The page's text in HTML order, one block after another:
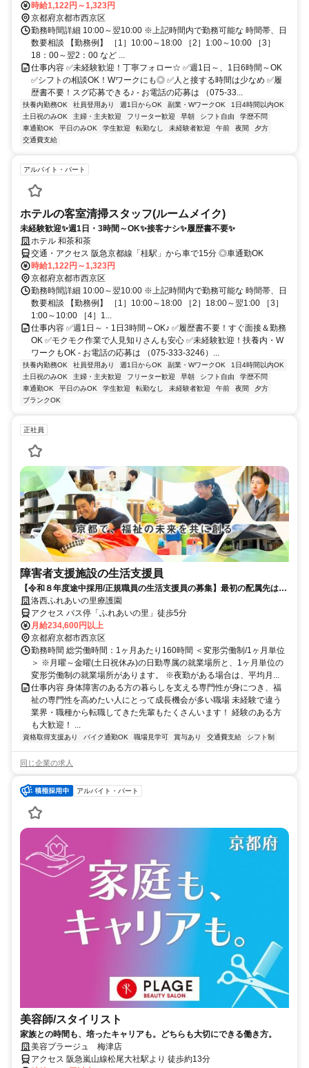
時給1,122円～1,323円
京都府京都市西京区
勤務時間詳細 10:00～翌10:00 ※上記時間内で勤務可能な 時間帯、日
数要相談 【勤務例】 ［1］10:00～18:00 ［2］1:00～10:00 ［3］
18：00～翌2：00 など ...
仕事内容 ✅未経験歓迎！丁寧フォロー☆ ✅週1日～、1日6時間～OK
✅シフトの相談OK！Wワークにも◎ ✅人と接する時間は少なめ ✅履
歴書不要！スグ応募できる♪ - お電話の応募は （075-33...
扶養内勤務OK 社員登用あり 週1日からOK 副業・WワークOK
1日4時間以内OK
土日祝のみOK
主婦・主夫歓迎 フリーター歓迎 早朝 シフト自由
学歴不問
車通勤OK
平日のみOK 学生歓迎 転勤なし 未経験者歓迎 午前 夜間
夕方
交通費支給
アルバイト・パート
ホテルの客室清掃スタッフ(ルームメイク)
未経験歓迎✨週1日・3時間～OK✨接客ナシ✨履歴書不要✨
ホテル 和茶和茶
交通・アクセス 阪急京都線「桂駅」から車で15分 ◎車通勤OK
時給1,122円～1,323円
京都府京都市西京区
勤務時間詳細 10:00～翌10:00 ※上記時間内で勤務可能な 時間帯、日
数要相談 【勤務例】 ［1］10:00～18:00 ［2］18:00～翌1:00 ［3］
1:00～10:00 ［4］1...
仕事内容 ✅週1日～・1日3時間～OK♪ ✅履歴書不要！すぐ面接＆勤務
OK ✅モクモク作業で人見知りさんも安心 ✅未経験歓迎！扶養内・W
ワークもOK - お電話の応募は （075-333-3246）...
扶養内勤務OK 社員登用あり 週1日からOK 副業・WワークOK
1日4時間以内OK
土日祝のみOK
主婦・主夫歓迎 フリーター歓迎 早朝 シフト自由
学歴不問
車通勤OK
平日のみOK 学生歓迎 転勤なし 未経験者歓迎 午前 夜間
夕方
ブランクOK
正社員
障害者支援施設の生活支援員
【令和８年度途中採用/正規職員の生活支援員の募集】最初の配属先は
「洛西ふれあいの里療護園」です。異動制度もあり、長く多様なキャリ
アを積むことができます。
洛西ふれあいの里療護園
アクセス バス停「ふれあいの里」徒歩5分
月給234,600円以上
京都府京都市西京区
勤務時間 総労働時間：1ヶ月あたり160時間 ＜変形労働制/1ヶ月単位
＞ ※月曜～金曜(土日祝休み)の日勤専属の就業場所と、1ヶ月単位の
変形労働制の就業場所があります。 ※夜勤がある場合は、平均月...
仕事内容 身体障害のある方の暮らしを支える専門性が身につき、福
祉の専門性を高めたい人にとって成長機会が多い職場 未経験で違う
業界・職種から転職してきた先輩もたくさんいます！ 経験のある方
も大歓迎！ ...
資格取得支援あり バイク通勤OK 職場見学可 賞与あり 交通費支給 シフト制
同じ企業の求人
アルバイト・パート
美容師/スタイリスト
家族との時間も、培ったキャリアも。どちらも大切にできる働き方。
美容プラージュ 梅津店
アクセス 阪急嵐山線松尾大社駅より 徒歩約13分